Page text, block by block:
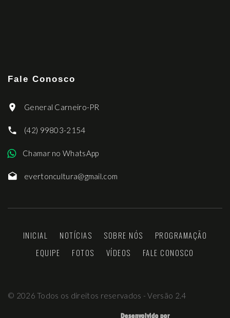
Fale Conosco
General Carneiro-PR
(42) 99803-2154
Chamar no WhatsApp
evertoncultura@gmail.com
INICIAL NOTÍCIAS SOBRE NÓS
PROGRAMAÇÃO
EQUIPE
FOTOS VÍDEOS FALE CONOSCO
© 2026 Todos os direitos reservados - Versão 2.4